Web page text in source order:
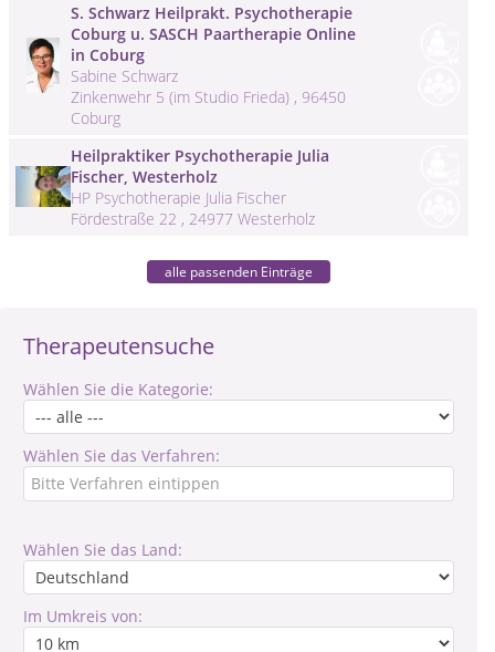
Therapeutensuche
Wählen Sie die Kategorie:
Wählen Sie das Verfahren:
Wählen Sie das Land:
Im Umkreis von:
S. Schwarz Heilprakt. Psychotherapie
Coburg u. SASCH Paartherapie Online
in Coburg
Sabine Schwarz
Zinkenwehr 5 (im Studio Frieda) , 96450
Coburg
Heilpraktiker Psychotherapie Julia
Fischer, Westerholz
HP Psychotherapie Julia Fischer
Fördestraße 22 , 24977 Westerholz
alle passenden Einträge